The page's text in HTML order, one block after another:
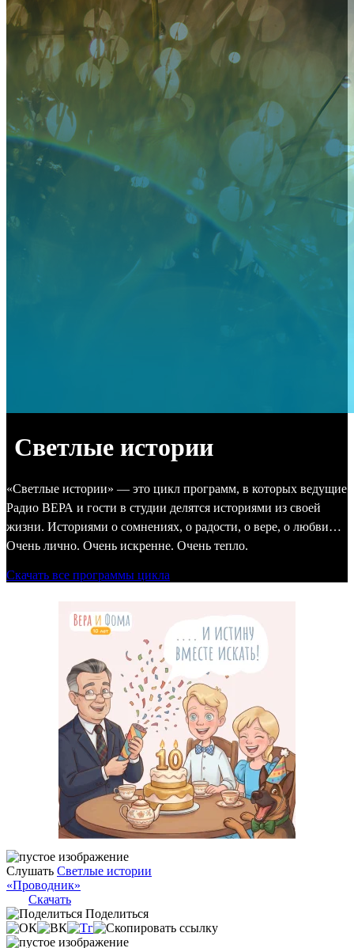
Светлые истории
«Светлые истории» — это цикл программ, в которых ведущие
Радио ВЕРА и гости в студии делятся историями из своей
жизни. Историями о сомнениях, о радости, о вере, о любви…
Очень лично. Очень искренне. Очень тепло.
Скачать все программы цикла
Слушать Светлые истории
«Проводник»
Скачать
Поделиться